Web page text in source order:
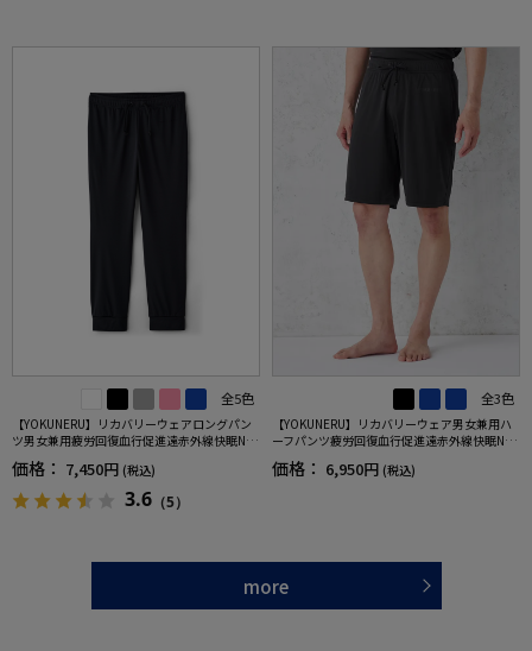
全5色
【YOKUNERU】リカバリーウェアロングパン
ツ男女兼用疲労回復血行促進遠赤外線快眠NA
NOMIX(R)【一般医療機器】SS～LLサイズ
価格： 7,450円 (税込)
3.6 （5）
全3色
【YOKUNERU】リカバリーウェア男女兼用ハ
ーフパンツ疲労回復血行促進遠赤外線快眠NA
NOMIX(R)【一般医療機器】SS～LLサイズ
価格： 6,950円 (税込)
more